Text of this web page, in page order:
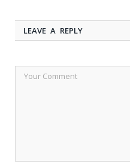
LEAVE A REPLY